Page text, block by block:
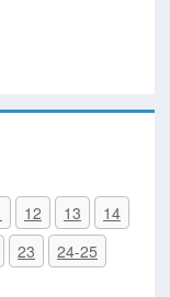
12 13
14
23
24-25